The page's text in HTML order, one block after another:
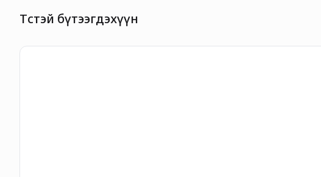
Төстэй бүтээгдэхүүн